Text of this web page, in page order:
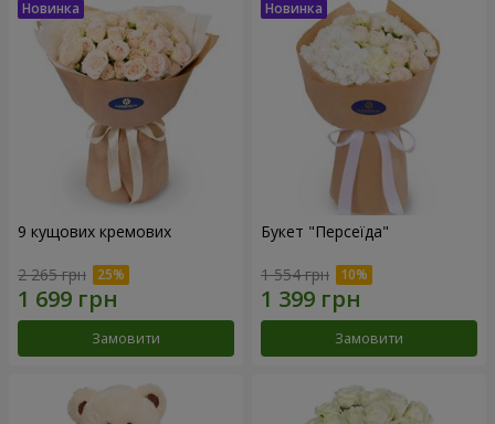
9 кущових кремових
2 265 грн
Замовити
Букет "Персеїда"
1 554 грн
Замовити